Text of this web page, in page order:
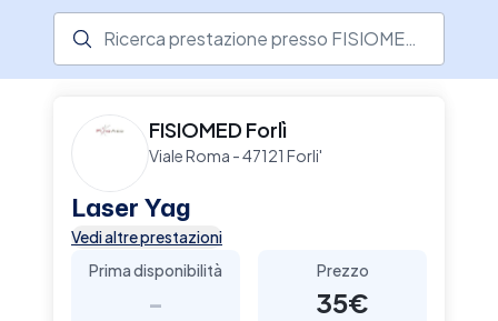
FISIOMED Forlì
Viale Roma - 47121 Forli'
Laser Yag
Vedi altre prestazioni
Prima disponibilità
-
Prezzo
35€